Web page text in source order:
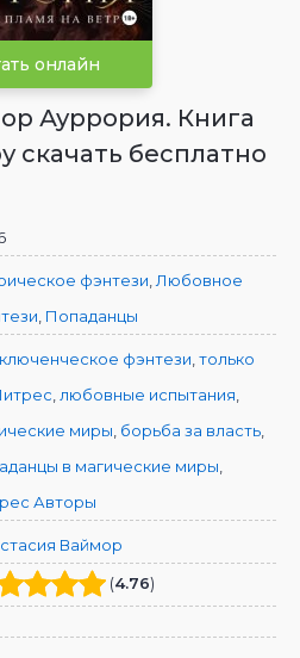
онлайн
Ауррория. Книга
скачать бесплатно
фэнтези Любовное
Попаданцы
фэнтези только
любовные испытания
миры борьба за власть
в магические миры
Авторы
Ваймор
(4.76)